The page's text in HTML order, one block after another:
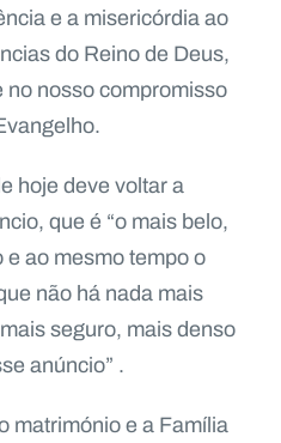
e a misericórdia ao
do Reino de Deus,
nosso compromisso
hoje deve voltar a
que é “o mais belo,
ao mesmo tempo o
não há nada mais
seguro, mais denso
anúncio” .
matrimónio e a Família